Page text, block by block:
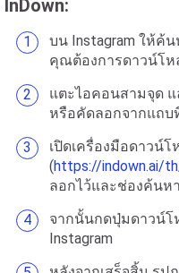
InDown:
บน Instagram ให้ค้
คุณต้องการดาวน์โห
แตะไอคอนสามจุด แ
หรือคัดลอกจากแถบ
เปิดเครื่องมือดาวน์โ
(https://indown.ai/
ลอกไว้และช่องค้น
จากนั้นกดปุ่มดาวน์โ
Instagram